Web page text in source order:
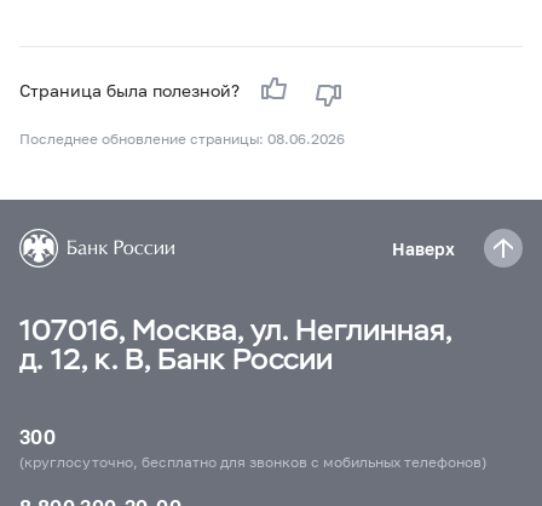
Страница была полезной?
Последнее обновление страницы: 08.06.2026
Наверх
107016, Москва, ул. Неглинная,
д. 12, к. В, Банк России
300
(круглосуточно, бесплатно для звонков с мобильных телефонов)